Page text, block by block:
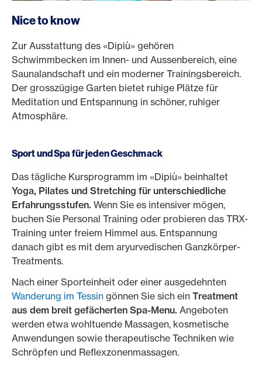
Nice to know
Zur Ausstattung des «Dipiù» gehören
Schwimmbecken im Innen- und Aussenbereich, eine
Saunalandschaft und ein moderner Trainingsbereich.
Der grosszügige Garten bietet ruhige Plätze für
Meditation und Entspannung in schöner, ruhiger
Atmosphäre.
Sport und Spa für jeden Geschmack
Das tägliche Kursprogramm im «Dipiù» beinhaltet
Yoga, Pilates und Stretching für unterschiedliche
Erfahrungsstufen. Wenn Sie es intensiver mögen,
buchen Sie Personal Training oder probieren das TRX-
Training unter freiem Himmel aus. Entspannung
danach gibt es mit dem aryurvedischen Ganzkörper-
Treatments.
Nach einer Sporteinheit oder einer ausgedehnten
Wanderung im Tessin gönnen Sie sich ein Treatment
aus dem breit gefächerten Spa-Menu. Angeboten
werden etwa wohltuende Massagen, kosmetische
Anwendungen sowie therapeutische Techniken wie
Schröpfen und Reflexzonenmassagen.